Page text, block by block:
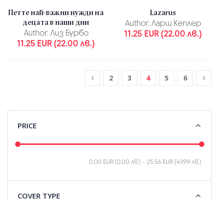
Петте най-важни нужди на
децата в наши дни
Author: Лиз Бурбо
11.25 EUR (22.00 лв.)
Lazarus
Author: Ларш Кеплер
11.25 EUR (22.00 лв.)
2 3 4 5 6
PRICE
0.00 EUR (0.00 лв.) - 25.56 EUR (49.99 лв.)
COVER TYPE